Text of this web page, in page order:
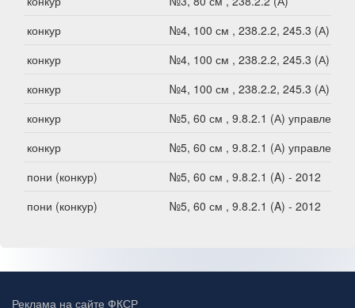
конкур
№4, 100 см , 238.2.2, 245.3 (А)
конкур
№4, 100 см , 238.2.2, 245.3 (А)
конкур
№4, 100 см , 238.2.2, 245.3 (А)
конкур
№5, 60 см , 9.8.2.1 (А) управление
конкур
№5, 60 см , 9.8.2.1 (А) управление
пони (конкур)
№5, 60 см , 9.8.2.1 (A) - 2012
пони (конкур)
№5, 60 см , 9.8.2.1 (A) - 2012
Реклама на сайте ФКСР